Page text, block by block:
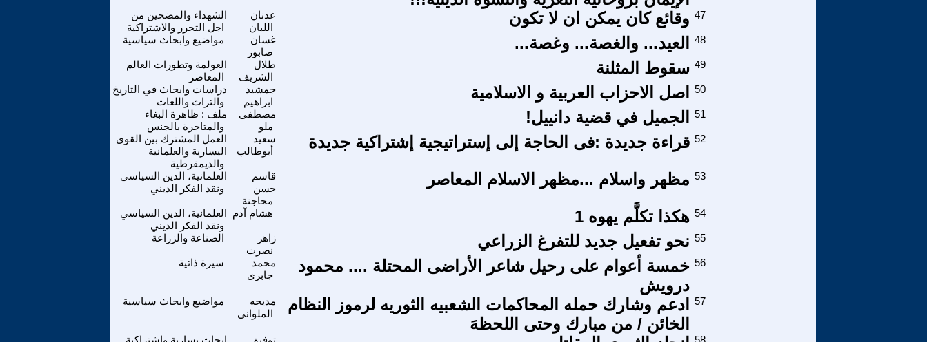
الشهداء والمضحين من
اجل التحرر والاشتراكية
عدنان
اللبان
وقائع كان يمكن ان لا تكون 47
مواضيع وابحاث سياسية
غسان
صابور
العيد... والغصة... وغصة... 48
العولمة وتطورات العالم
المعاصر
طلال
الشريف
سقوط المثلنة 49
دراسات وابحاث في التاريخ
والتراث واللغات
جمشيد
ابراهيم
اصل الاحزاب العربية و الاسلامية 50
ملف : ظاهرة البغاء
والمتاجرة بالجنس
مصطفى
ملو
الجميل في قضية دانييل! 51
العمل المشترك بين القوى
اليسارية والعلمانية
والديمقرطية
سعيد
أبوطالب
قراءة جديدة :فى الحاجة إلى إستراتيجية إشتراكية جديدة 52
العلمانية، الدين السياسي
ونقد الفكر الديني
قاسم
حسن
محاجنة
مظهر واسلام ...مظهر الاسلام المعاصر 53
العلمانية، الدين السياسي
ونقد الفكر الديني
هشام آدم هكذا تكلَّم يهوه 1 54
الصناعة والزراعة
زاهر
نصرت
نحو تفعيل جديد للتفرغ الزراعي 55
سيرة ذاتية
محمد
جابرى
خمسة أعوام على رحيل شاعر الأراضى المحتلة .... محمود
درويش
56
مواضيع وابحاث سياسية
مديحه
الملوانى
ادعم وشارك حمله المحاكمات الشعبيه الثوريه لرموز النظام
الخائن / من مبارك وحتى اللحظهَ
57
ابحاث يسارية واشتراكية توفيق 58